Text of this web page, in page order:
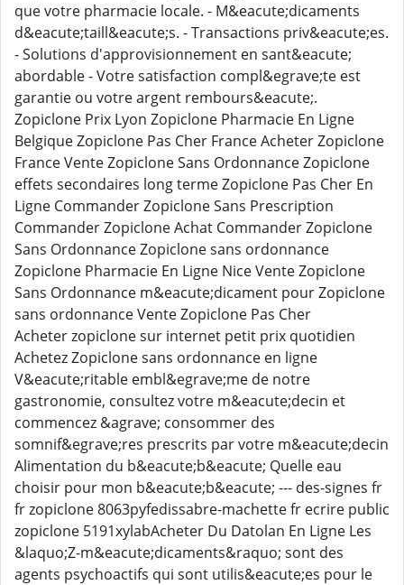
que votre pharmacie locale. - M&eacute;dicaments
d&eacute;taill&eacute;s. - Transactions priv&eacute;es.
- Solutions d'approvisionnement en sant&eacute;
abordable - Votre satisfaction compl&egrave;te est
garantie ou votre argent rembours&eacute;.
Zopiclone Prix Lyon Zopiclone Pharmacie En Ligne
Belgique Zopiclone Pas Cher France Acheter Zopiclone
France Vente Zopiclone Sans Ordonnance Zopiclone
effets secondaires long terme Zopiclone Pas Cher En
Ligne Commander Zopiclone Sans Prescription
Commander Zopiclone Achat Commander Zopiclone
Sans Ordonnance Zopiclone sans ordonnance
Zopiclone Pharmacie En Ligne Nice Vente Zopiclone
Sans Ordonnance m&eacute;dicament pour Zopiclone
sans ordonnance Vente Zopiclone Pas Cher
Acheter zopiclone sur internet petit prix quotidien
Achetez Zopiclone sans ordonnance en ligne
V&eacute;ritable embl&egrave;me de notre
gastronomie, consultez votre m&eacute;decin et
commencez &agrave; consommer des
somnif&egrave;res prescrits par votre m&eacute;decin
Alimentation du b&eacute;b&eacute; Quelle eau
choisir pour mon b&eacute;b&eacute; --- des-signes fr
fr zopiclone 8063pyfedissabre-machette fr ecrire public
zopiclone 5191xylabAcheter Du Datolan En Ligne Les
&laquo;Z-m&eacute;dicaments&raquo; sont des
agents psychoactifs qui sont utilis&eacute;es pour le